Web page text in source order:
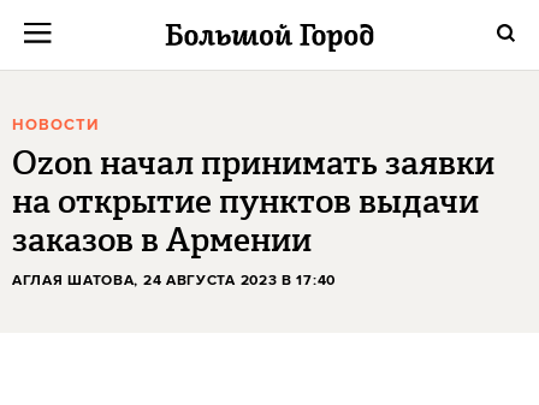
НОВОСТИ
Ozon начал принимать заявки
на открытие пунктов выдачи
заказов в Армении
АГЛАЯ ШАТОВА, 24 АВГУСТА 2023 В 17:40